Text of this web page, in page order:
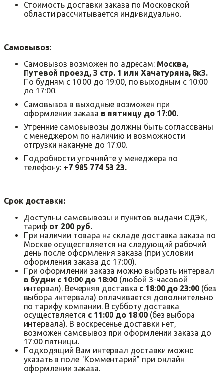
Стоимость доставки заказа по Московской
области рассчитывается индивидуально.
Самовывоз:
Самовывоз возможен по адресам: Москва,
Путевой проезд, 3 стр. 1 или Хачатуряна, 8к3.
По будням с 10:00 до 19:00, по выходным с 10:00
до 17:00.
Самовывоз в выходные возможен при
оформлении заказа в пятницу до 17:00.
Утренние самовывозы должны быть согласованы
с менеджером по наличию и возможности
отгрузки накануне до 17:00.
Подробности уточняйте у менеджера по
телефону: +7 985 774 53 23.
Срок доставки:
Доступны самовывозы и пунктов выдачи СДЭК,
тариф от 200 руб.
При наличии товара на складе доставка заказа по
Москве осуществляется на следующий рабочий
день после оформления заказа (при условии
оформления заказа до 17:00).
При оформлении заказа можно выбрать интервал
в будни с 10:00 до 18:00 (любой 3-часовой
интервал). Вечерняя доставка с 18:00 до 23:00 (без
выбора интервала) оплачивается дополнительно
по тарифу компании. В субботу доставка
осуществляется с 11:00 до 18:00 (без выбора
интервала). В воскресенье доставки нет,
возможен самовывоз при оформлении заказа до
17:00 пятницы.
Подходящий Вам интервал доставки можно
указать в поле "Комментарий" при онлайн
оформлении заказа.